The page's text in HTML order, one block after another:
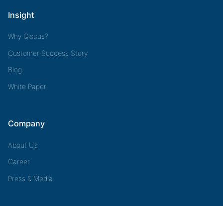
Insight
Why Qiscus?
Customer Success Story
Blog
White Paper
Company
About Us
Career
Press & Media